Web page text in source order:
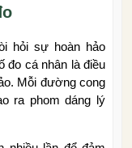
hỏi sự hoàn hảo
đo cá nhân là điều
Mỗi đường cong
ra phom dáng lý